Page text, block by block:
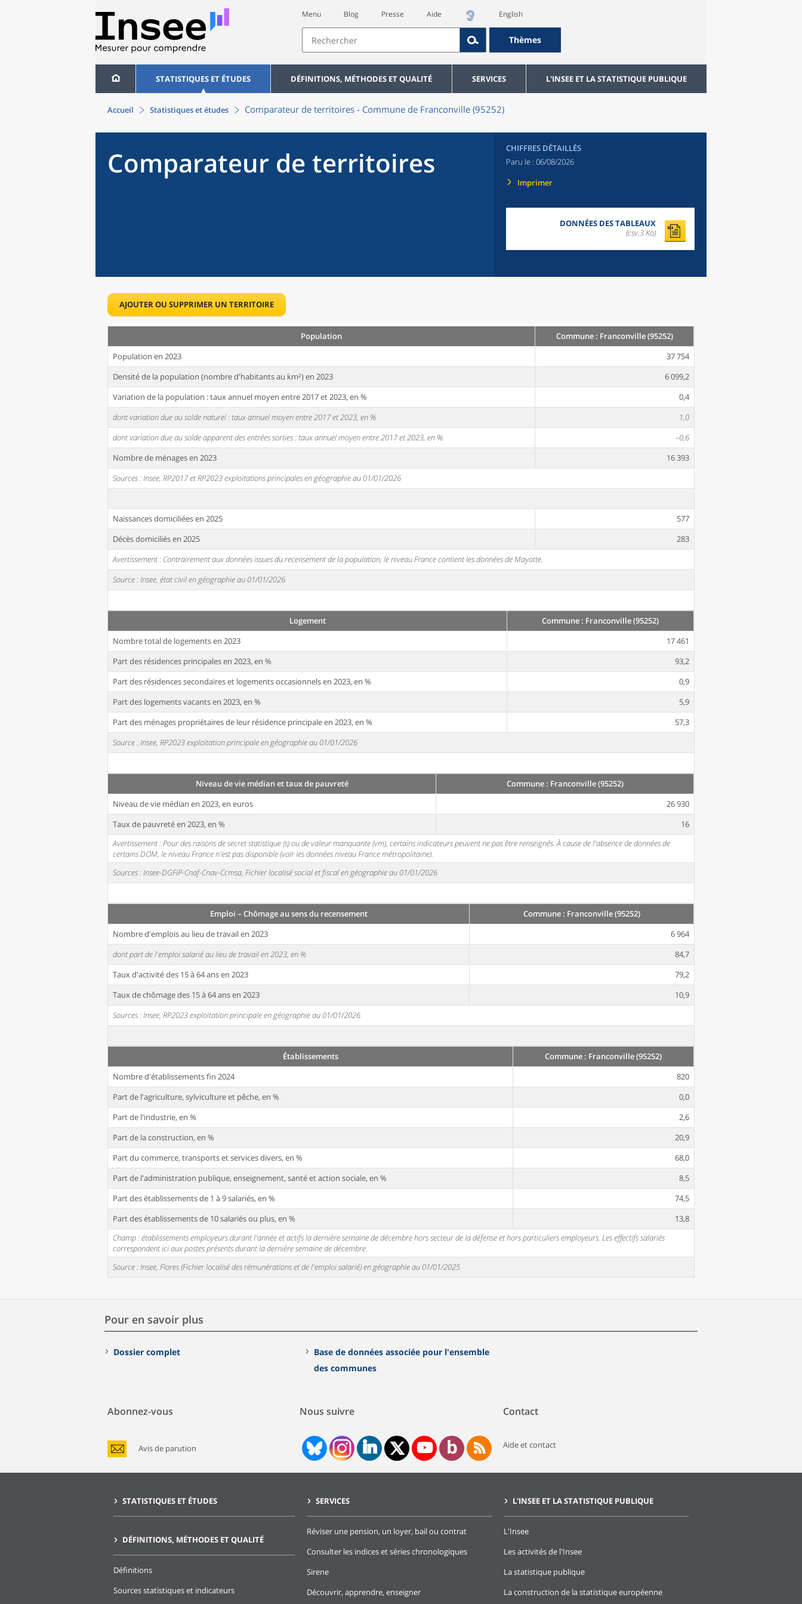
Menu Blog Presse Aide English
Thèmes
STATISTIQUES ET ÉTUDES DÉFINITIONS, MÉTHODES ET QUALITÉ SERVICES L'INSEE ET LA STATISTIQUE PUBLIQUE
Accueil Statistiques et études Comparateur de territoires - Commune de Franconville (95252)
Comparateur de territoires
CHIFFRES DÉTAILLÉS
Paru le : 06/08/2026
Imprimer
DONNÉES DES TABLEAUX
(csv,3 Ko)
AJOUTER OU SUPPRIMER UN TERRITOIRE
Population
Commune : Franconville (95252)
Population en 2023
37 754
Densité de la population (nombre d'habitants au km²) en 2023
6 099,2
Variation de la population : taux annuel moyen entre 2017 et 2023, en %
0,4
dont variation due au solde naturel : taux annuel moyen entre 2017 et 2023, en %
1,0
dont variation due au solde apparent des entrées sorties : taux annuel moyen entre 2017 et 2023, en %
–0,6
Nombre de ménages en 2023
16 393
Sources : Insee, RP2017 et RP2023 exploitations principales en géographie au 01/01/2026
Naissances domiciliées en 2025
577
Décès domiciliés en 2025
283
Avertissement : Contrairement aux données issues du recensement de la population, le niveau France contient les données de Mayotte.
Source : Insee, état civil en géographie au 01/01/2026
Logement
Commune : Franconville (95252)
Nombre total de logements en 2023
17 461
Part des résidences principales en 2023, en %
93,2
Part des résidences secondaires et logements occasionnels en 2023, en %
0,9
Part des logements vacants en 2023, en %
5,9
Part des ménages propriétaires de leur résidence principale en 2023, en %
57,3
Source : Insee, RP2023 exploitation principale en géographie au 01/01/2026
Niveau de vie médian et taux de pauvreté
Commune : Franconville (95252)
Niveau de vie médian en 2023, en euros
26 930
Taux de pauvreté en 2023, en %
16
Avertissement : Pour des raisons de secret statistique (s) ou de valeur manquante (vm), certains indicateurs peuvent ne pas être renseignés. À cause de l'absence de données de
certains DOM, le niveau France n'est pas disponible (voir les données niveau France métropolitaine).
Sources : Insee-DGFiP-Cnaf-Cnav-Ccmsa, Fichier localisé social et fiscal en géographie au 01/01/2026
Emploi – Chômage au sens du recensement
Commune : Franconville (95252)
Nombre d'emplois au lieu de travail en 2023
6 964
dont part de l'emploi salarié au lieu de travail en 2023, en %
84,7
Taux d'activité des 15 à 64 ans en 2023
79,2
Taux de chômage des 15 à 64 ans en 2023
10,9
Sources : Insee, RP2023 exploitation principale en géographie au 01/01/2026
Établissements
Commune : Franconville (95252)
Nombre d'établissements fin 2024
820
Part de l'agriculture, sylviculture et pêche, en %
0,0
Part de l'industrie, en %
2,6
Part de la construction, en %
20,9
Part du commerce, transports et services divers, en %
68,0
Part de l'administration publique, enseignement, santé et action sociale, en %
8,5
Part des établissements de 1 à 9 salariés, en %
74,5
Part des établissements de 10 salariés ou plus, en %
13,8
Champ : établissements employeurs durant l'année et actifs la dernière semaine de décembre hors secteur de la défense et hors particuliers employeurs. Les effectifs salariés
correspondent ici aux postes présents durant la dernière semaine de décembre.
Source : Insee, Flores (Fichier localisé des rémunérations et de l'emploi salarié) en géographie au 01/01/2025
Pour en savoir plus
Dossier complet
Base de données associée pour l'ensemble
des communes
Abonnez-vous
Avis de parution
Nous suivre Contact
Aide et contact
STATISTIQUES ET ÉTUDES
DÉFINITIONS, MÉTHODES ET QUALITÉ
Définitions
Sources statistiques et indicateurs
SERVICES
Réviser une pension, un loyer, bail ou contrat
Consulter les indices et séries chronologiques
Sirene
Découvrir, apprendre, enseigner
L'INSEE ET LA STATISTIQUE PUBLIQUE
L'Insee
Les activités de l'Insee
La statistique publique
La construction de la statistique européenne